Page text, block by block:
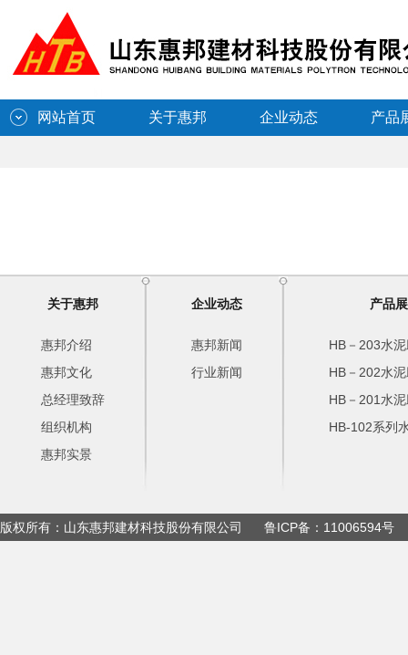
网站首页 关于惠邦 企业动态 产品
关于惠邦
惠邦介绍
惠邦文化
总经理致辞
组织机构
惠邦实景
企业动态
惠邦新闻
行业新闻
产品
HB－203水
HB－202水
HB－201水
HB-102系列
版权所有：山东惠邦建材科技股份有限公司 鲁ICP备：11006594号